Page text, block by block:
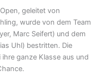
geleitet von
wurde von dem Team
Marc Seifert) und dem
Uhl) bestritten. Die
ganze Klasse aus und